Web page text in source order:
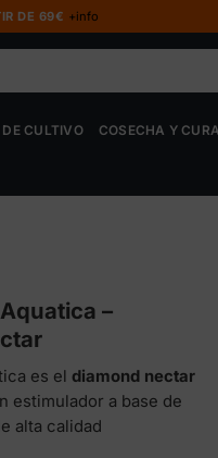
DE 69€ +info
DE CULTIVO COSECHA Y
–
es el diamond nectar
estimulador a base de
alta calidad